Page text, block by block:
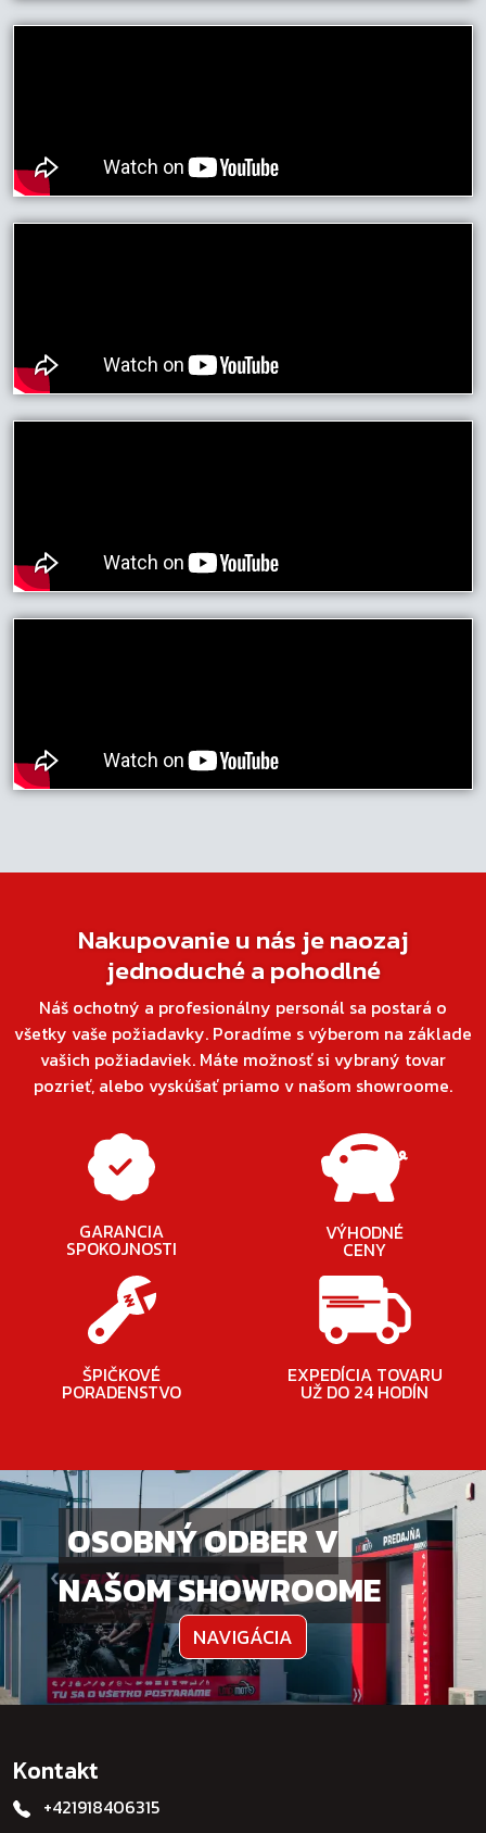
Nakupovanie u nás je naozaj
jednoduché a pohodlné
Náš ochotný a profesionálny personál sa postará o
všetky vaše požiadavky. Poradíme s výberom na základe
vašich požiadaviek. Máte možnosť si vybraný tovar
pozrieť, alebo vyskúšať priamo v našom showroome.
GARANCIA
SPOKOJNOSTI
VÝHODNÉ
CENY
ŠPIČKOVÉ
PORADENSTVO
EXPEDÍCIA TOVARU
UŽ DO 24 HODÍN
OSOBNÝ ODBER V
NAŠOM SHOWROOME
NAVIGÁCIA
Kontakt
+421918406315